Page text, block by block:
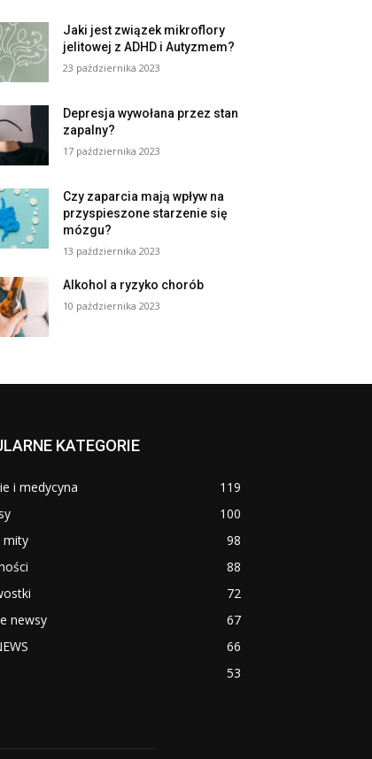
Jaki jest związek mikroflory
jelitowej z ADHD i Autyzmem?
23 października 2023
Depresja wywołana przez stan
zapalny?
17 października 2023
Czy zaparcia mają wpływ na
przyspieszone starzenie się
mózgu?
13 października 2023
Alkohol a ryzyko chorób
10 października 2023
KATEGORIE
i medycyna
119
100
mity
98
88
72
newsy
67
66
53